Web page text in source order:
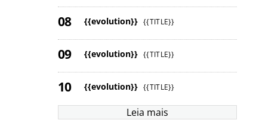
{{evolution}} {{TITLE}}
{{evolution}} {{TITLE}}
{{evolution}} {{TITLE}}
Leia mais